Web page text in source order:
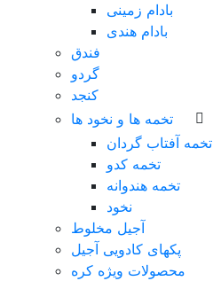
بادام زمینی
بادام هندی
فندق
گردو
کنجد
تخمه ها و نخود ها
تخمه آفتاب گردان
تخمه کدو
تخمه هندوانه
نخود
آجیل مخلوط
پکهای کادویی آجیل
محصولات ویژه کره